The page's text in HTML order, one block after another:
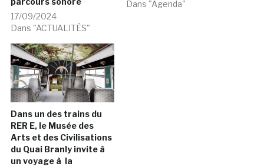
17/09/2024
Dans "ACTUALITÉS"
démo du nouveau
Dans "Agenda"
Dans un des trains du
RER E, le Musée des
Arts et des Civilisations
du Quai Branly invite à
un voyage à la